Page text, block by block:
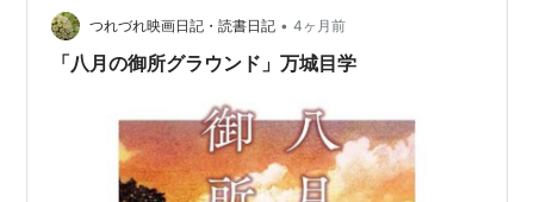
フのような感じ。 これもまたおもしろくて、せめぎ合い
の日々です。
つれづれ映画日記・読書日記 • 4ヶ月前
「八月の御所グラウンド」万城目学